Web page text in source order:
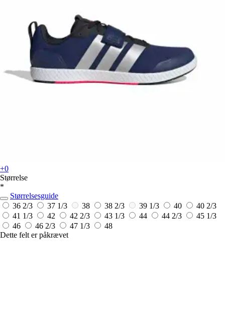
+0
Størrelse
*
Størrelsesguide
36 2/3
37 1/3 38 38 2/3 39 1/3 40
40 2/3
41 1/3
42 42 2/3 43 1/3 44 44 2/3
45 1/3
46
46 2/3 47 1/3
48
Dette felt er påkrævet